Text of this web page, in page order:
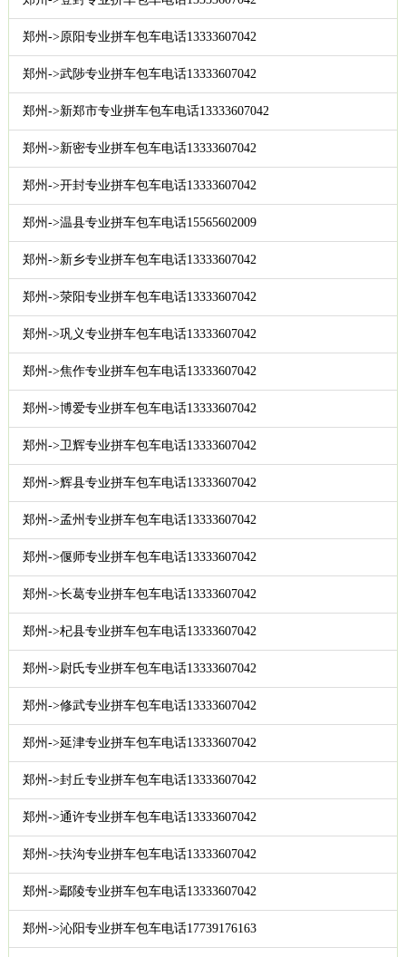
郑州->原阳专业拼车包车电话13333607042
郑州->武陟专业拼车包车电话13333607042
郑州->新郑市专业拼车包车电话13333607042
郑州->新密专业拼车包车电话13333607042
郑州->开封专业拼车包车电话13333607042
郑州->温县专业拼车包车电话15565602009
郑州->新乡专业拼车包车电话13333607042
郑州->荥阳专业拼车包车电话13333607042
郑州->巩义专业拼车包车电话13333607042
郑州->焦作专业拼车包车电话13333607042
郑州->博爱专业拼车包车电话13333607042
郑州->卫辉专业拼车包车电话13333607042
郑州->辉县专业拼车包车电话13333607042
郑州->孟州专业拼车包车电话13333607042
郑州->偃师专业拼车包车电话13333607042
郑州->长葛专业拼车包车电话13333607042
郑州->杞县专业拼车包车电话13333607042
郑州->尉氏专业拼车包车电话13333607042
郑州->修武专业拼车包车电话13333607042
郑州->延津专业拼车包车电话13333607042
郑州->封丘专业拼车包车电话13333607042
郑州->通许专业拼车包车电话13333607042
郑州->扶沟专业拼车包车电话13333607042
郑州->鄢陵专业拼车包车电话13333607042
郑州->沁阳专业拼车包车电话17739176163